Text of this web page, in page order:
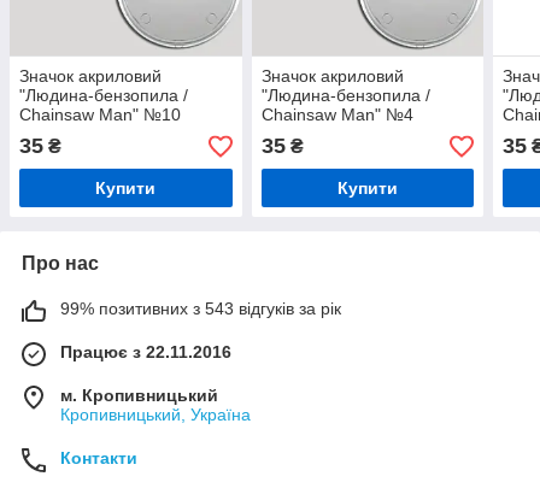
Значок акриловий
"Людина-бензопила /
Chainsaw Man" №10
35 ₴
Купити
Значок акриловий
"Людина-бензопила /
Chainsaw Man" №4
35₴
Купити
35
Про нас
99% позитивних з 543 відгуків за рік
Працює з 22.11.2016
м. Кропивницький
Кропивницький, Україна
Контакти